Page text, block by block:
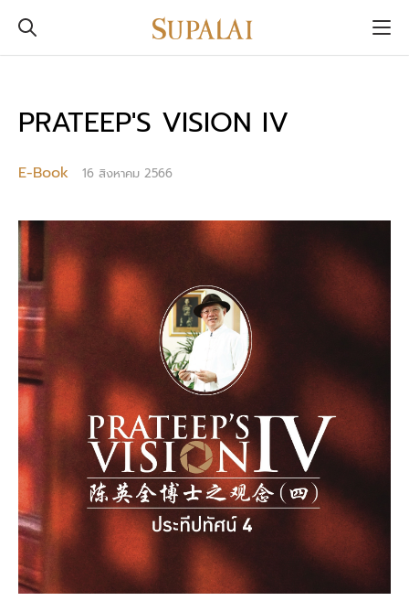
PRATEEP'S VISION IV
E-Book 16 สิงหาคม 2566